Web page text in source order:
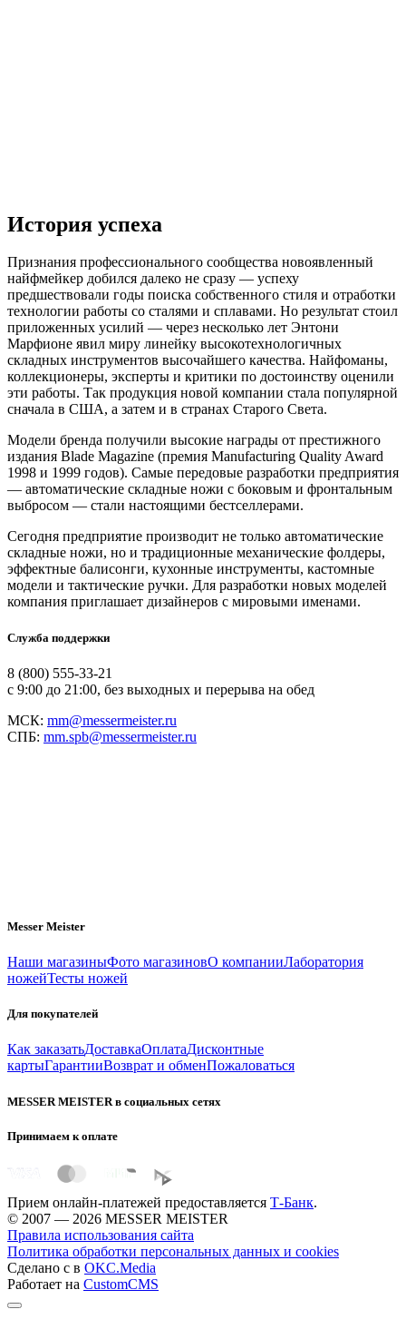
История успеха
Признания профессионального сообщества новоявленный
найфмейкер добился далеко не сразу — успеху
предшествовали годы поиска собственного стиля и отработки
технологии работы со сталями и сплавами. Но результат стоил
приложенных усилий — через несколько лет Энтони
Марфионе явил миру линейку высокотехнологичных
складных инструментов высочайшего качества. Найфоманы,
коллекционеры, эксперты и критики по достоинству оценили
эти работы. Так продукция новой компании стала популярной
сначала в США, а затем и в странах Старого Света.
Модели бренда получили высокие награды от престижного
издания Blade Magazine (премия Manufacturing Quality Award
1998 и 1999 годов). Самые передовые разработки предприятия
— автоматические складные ножи с боковым и фронтальным
выбросом — стали настоящими бестселлерами.
Сегодня предприятие производит не только автоматические
складные ножи, но и традиционные механические фолдеры,
эффектные балисонги, кухонные инструменты, кастомные
модели и тактические ручки. Для разработки новых моделей
компания приглашает дизайнеров с мировыми именами.
Служба поддержки
8 (800) 555-33-21
с 9:00 до 21:00, без выходных и перерыва на обед
МСК: mm@messermeister.ru
СПБ: mm.spb@messermeister.ru
Messer Meister
Наши магазиныФото магазиновО компанииЛаборатория
ножейТесты ножей
Для покупателей
Как заказатьДоставкаОплатаДисконтные
картыГарантииВозврат и обменПожаловаться
MESSER MEISTER в социальных сетях
Принимаем к оплате
Прием онлайн-платежей предоставляется Т-Банк.
© 2007 — 2026 MESSER MEISTER
Правила использования сайта
Политика обработки персональных данных и cookies
Сделано с в OKC.Media
Работает на CustomCMS